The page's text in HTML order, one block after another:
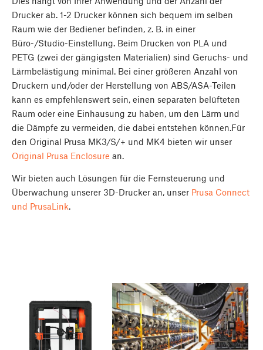
Drucker ab. 1-2 Drucker können sich bequem im selben
Raum wie der Bediener befinden, z. B. in einer
Büro-/Studio-Einstellung. Beim Drucken von PLA und
PETG (zwei der gängigsten Materialien) sind Geruchs- und
Lärmbelästigung minimal. Bei einer größeren Anzahl von
Druckern und/oder der Herstellung von ABS/ASA-Teilen
kann es empfehlenswert sein, einen separaten belüfteten
Raum oder eine Einhausung zu haben, um den Lärm und
die Dämpfe zu vermeiden, die dabei entstehen können.Für
den Original Prusa MK3/S/+ und MK4 bieten wir unser
Original Prusa Enclosure an.
Wir bieten auch Lösungen für die Fernsteuerung und
Überwachung unserer 3D-Drucker an, unser Prusa Connect
und PrusaLink.